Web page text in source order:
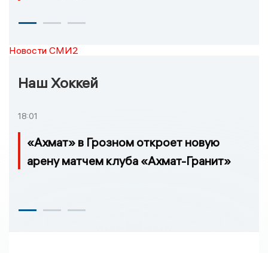
Новости СМИ2
Наш Хоккей
18:01
«Ахмат» в Грозном откроет новую
арену матчем клуба «Ахмат-Гранит»